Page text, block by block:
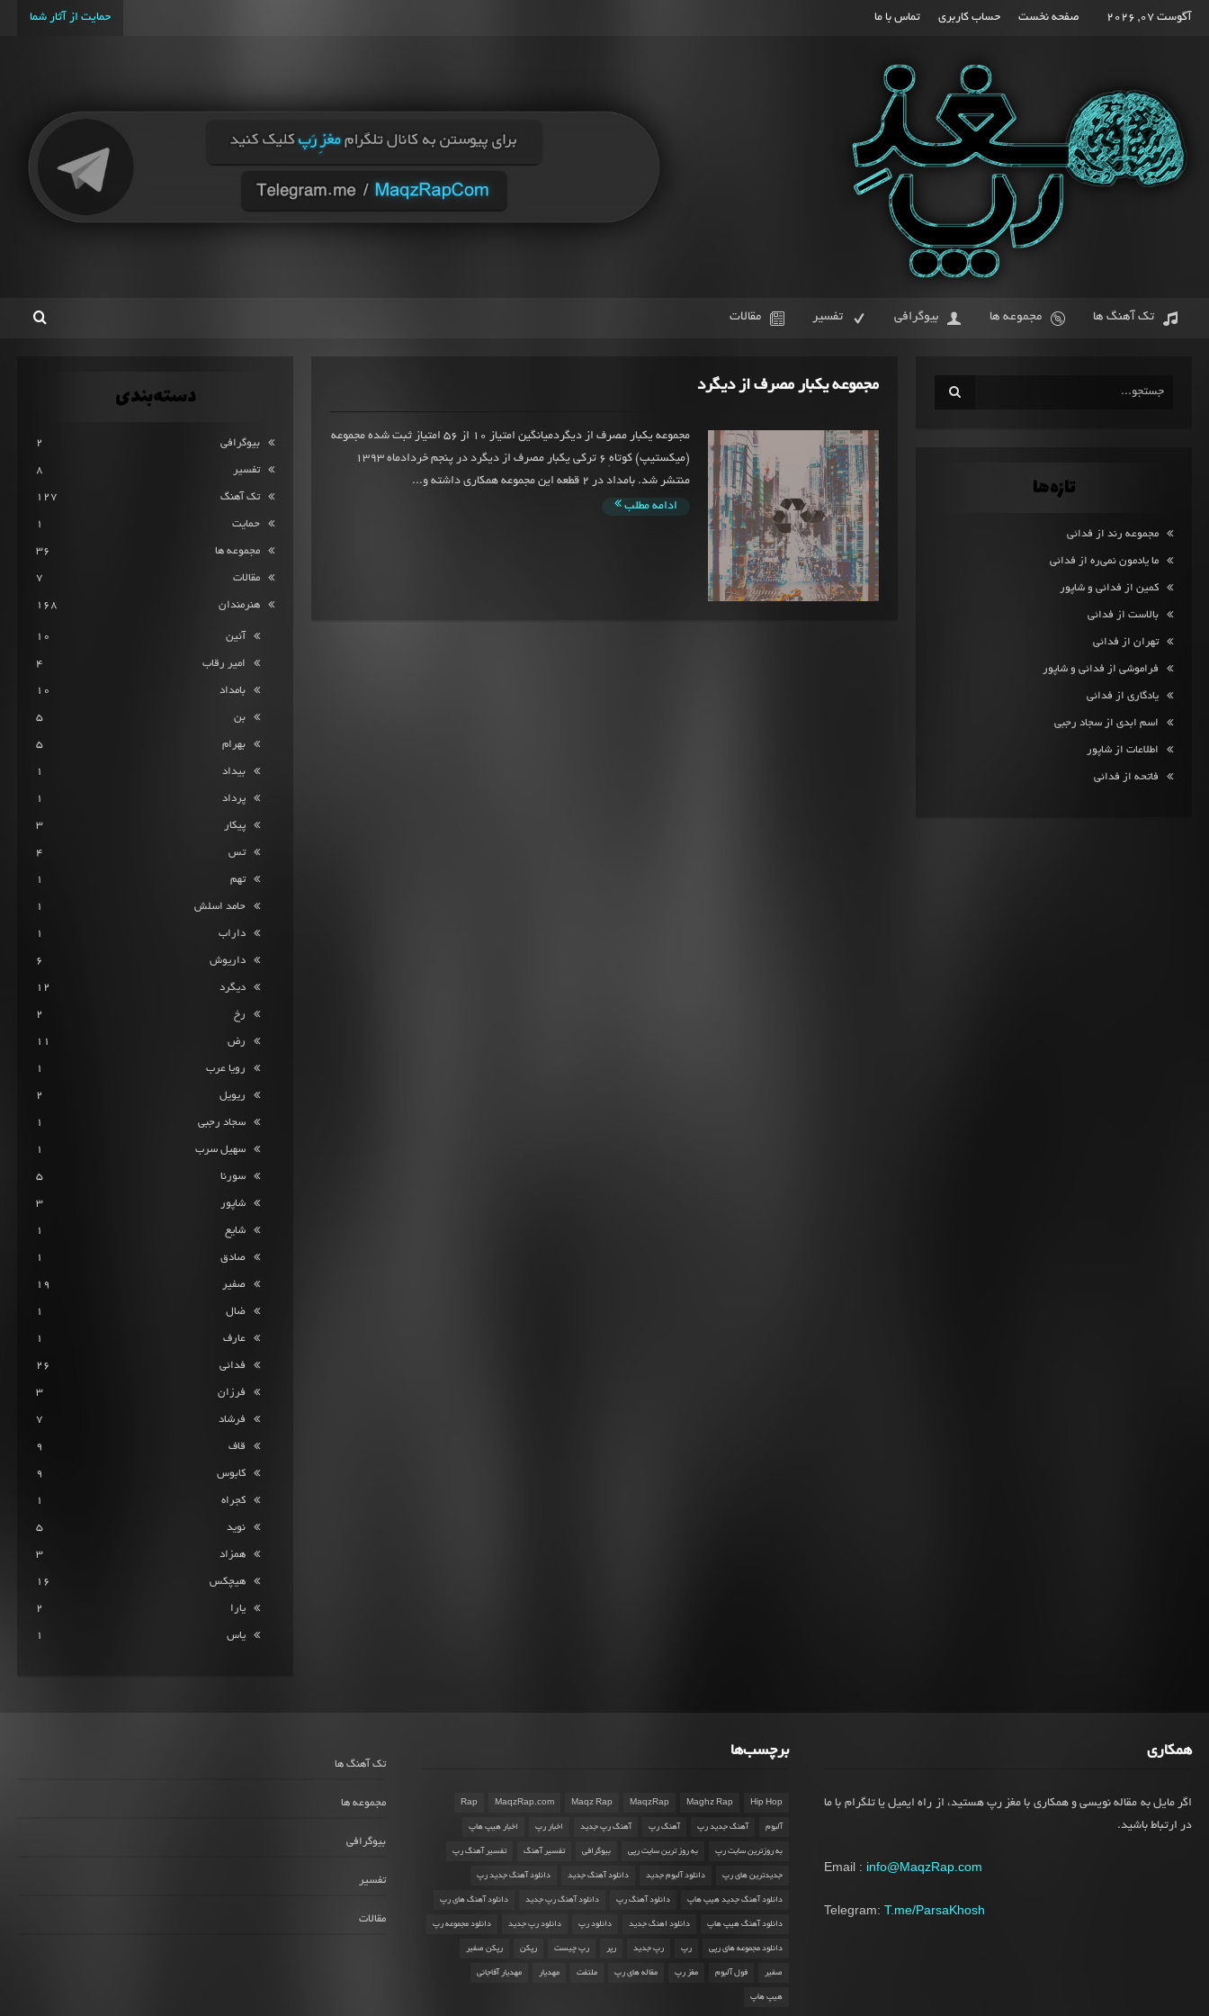
آگوست 07, 2026 حمایت از آثار شما صفحه نخست حساب کاربری تماس با ما
تک آهنگ ها مجموعه ها بیوگرافی تفسیر مقالات
مجموعه یکبار مصرف از دیگرد
مجموعه یکبار مصرف از دیگردمیانگین امتیاز 10 از 56 امتیاز ثبت شده مجموعه
(میکستیپ) کوتاهِ 6 ترکی یکبار مصرف از دیگرد در پنجم خردادماه 1393
منتشر شد. بامداد در 2 قطعه این مجموعه همکاری داشته و...
ادامه مطلب
دسته‌بندی
بیوگرافی 2
تفسیر 8
تک آهنگ 127
حمایت 1
مجموعه ها 36
مقالات 7
هنرمندان 168
آئین 10
امیر رقاب 4
بامداد 10
بن 5
بهرام 5
بیداد 1
پرداد 1
پیکار 3
تس 4
تهم 1
حامد اسلش 1
داراب 1
داریوش 6
دیگرد 12
رخ 2
رض 11
رویا عرب 1
ریویل 2
سجاد رجبی 1
سهیل سرب 1
سورنا 5
شاپور 3
شایع 1
صادق 1
صفیر 19
ضال 1
عارف 1
فدائی 26
فرزان 3
فرشاد 7
قاف 9
کابوس 9
کجراه 1
نوید 5
همزاد 3
هیچکس 16
یارا 2
یاس 1
تازه‌ها
مجموعه رند از فدائی
ما یادمون نمی‌ره از فدائی
کمین از فدائی و شاپور
بالاست از فدائی
تهران از فدائی
فراموشی از فدائی و شاپور
یادگاری از فدائی
اسم ابدی از سجاد رجبی
اطلاعات از شاپور
فاتحه از فدائی
همکاری
اگر مایل به مقاله نویسی و همکاری با مغز رپ هستید، از راه ایمیل یا تلگرام با ما
در ارتباط باشید.
Email : info@MaqzRap.com
Telegram:T.me/ParsaKhosh
برچسب‌ها
Hip Hop
Maghz Rap
MaqzRap
Maqz Rap
MaqzRap.com
Rap
آلبوم آهنگ جدید رپ آهنگ رپ آهنگ رپ جدید اخبار رپ اخبار هیپ هاپ
به روزترین سایت رپ به روز ترین سایت رپی بیوگرافی تفسیر آهنگ تفسیر آهنگ رپ
جدیدترین های رپ دانلود آلبوم جدید دانلود آهنگ جدید دانلود آهنگ جدید رپ
دانلود آهنگ جدید هیپ هاپ دانلود آهنگ رپ دانلود آهنگ رپ جدید دانلود آهنگ های رپ
دانلود آهنگ هیپ هاپ دانلود اهنگ جدید دانلود رپ دانلود رپ جدید دانلود مجموعه رپ
دانلود مجموعه های رپی رپ رپ جدید رپر رپ چیست رپکن رپکن صفیر
صفیر فول آلبوم مغز رپ مقاله های رپ ملتفت مهدیار مهدیار آقاجانی
هیپ هاپ
تک آهنگ ها
مجموعه ها
بیوگرافی
تفسیر
مقالات